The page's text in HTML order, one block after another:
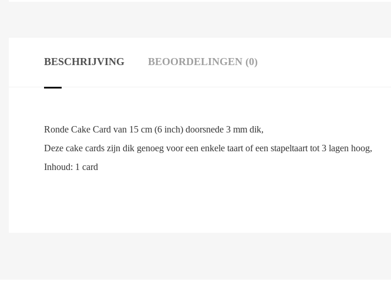
BESCHRIJVING BEOORDELINGEN (0)
Ronde Cake Card van 15 cm (6 inch) doorsnede 3 mm dik,
Deze cake cards zijn dik genoeg voor een enkele taart of een stapeltaart tot 3 lagen hoog,
Inhoud: 1 card